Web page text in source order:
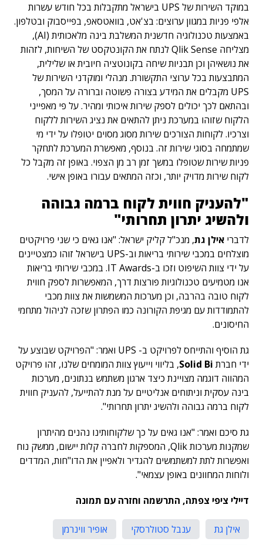
במוקד השירות של UPS בישראל מתקבלות בכל חודש עשרות
אלפי פניות במגוון ערוצים: בצ'אט, בוואטסאפ, בפייסבוק ובטלפון.
באמצעות טכנולוגיה חדשנית המשלבת בינה מלאכותית (AI),
מצליחה Qlik Sense לנתח את הקונטקסט של השיחות, לזהות
את נושאיהן וכן תבניות שיחה בקונוטציה חיובית או שלילית,
המתבצעות בכל ערוצי התקשורת. מנהלי ומוקדני השירות של
UPS מקבלים את המידע בצורה פשוטה וברורה על המסך,
ובהתאם לכך יכולים לספק שירות איכותי ומהיר. על פי מאפייני
הלקוח שזוהו במערכת ניתן להתאים את נציג השירות ללקוח
וצרכיו. לקוחות הצורכים שירות מסוג מסוים יטופלו על ידי מי
שמתמחה בסוגי שירות זה. בנוסף, מאפשרת המערכת לתחקר
פניות שירות שטופלו במשך זמן רב מן הצפוי. באופן זה מקבל כל
לקוח שירות מדויק יותר, וכזה המתאים עבורו באופן אישי.
"להעניק חווית לקוח ברמה גבוהה
ולהשיג יתרון תחרותי"
לדברי אילן גת, מנכ"ל קליק ישראל: "אנו גאים כי שני פרויקטים
מוצלחים במכבי שירותי בריאות וב-UPS בישראל זוהו כמצטיינים
על ידי צוות השיפוט וזכו ב-IT Awards. במכבי שירותי בריאות
אנו מטמיעים טכנולוגיות פורצות דרך, המאפשרות לספק חווית
לקוח טובה בהרבה, וכן מערכות המשמשות את צוות מכבי
להתמודדות עם מגיפת הקורונה כמו הפתרון שזכה לניהול מתחמי
החיסונים.
גת הוסיף והתייחס לפרויקט ב- UPS ואמר: "הפרויקט שבוצע על
ידי חברת Solid Bi, בליווי וייעוץ צוות המומחים שלנו, זהו פרויקט
המהווה דוגמה מצויינת כיצד ארגון משתמש בנתונים, מערכות
בינה עסקית וניתוחים אנליטיים על מנת להתייעל, להעניק חווית
לקוח ברמה גבוהה ולהשיג יתרון תחרותי".
גת סיכם ואמר: "אנו גאים על כך שלקוחותינו נהנים מהיתרון
שמקנות מערכות Qlik, המספקות לחברה קלות יישום, ממשק נוח
ואפשרות לתת למשתמשים להגדיר ולאפיין את הדו"חות, המדדים
ולוחות המחוונים באופן עצמאי".
דיילי ציפי צפתה, התרשמה וחזרה עם תמונה
אילן גת ענבל סטולרסקי
אופיר ווינרמן